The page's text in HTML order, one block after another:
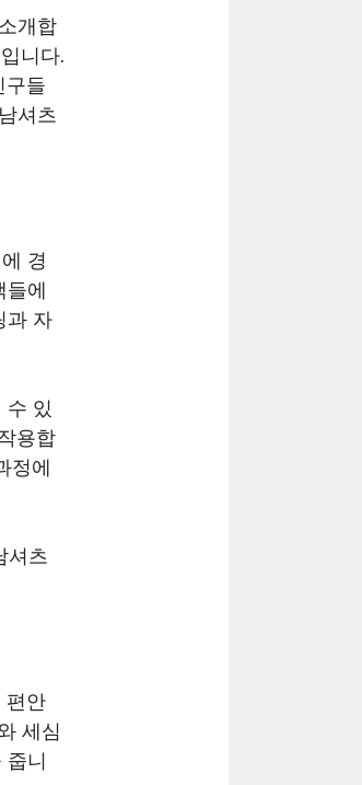
개합
니다.
구들
셔츠
경
들에
과 자
수 있
용합
정에
셔츠
편안
세심
줍니